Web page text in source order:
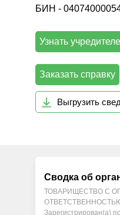
БИН -
Узнать
Заказать справку
Выгрузить
Сводка об
ТОВАРИЩЕСТВО С
Зарегистрирован(а)